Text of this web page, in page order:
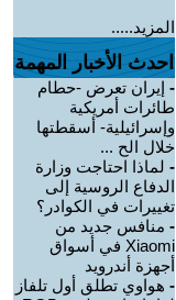
المزيد.....
احدث الأخبار المهمة
- إيران تعرض -حطام
طائرات أمريكية
وإسرائيلية- أسقطتها
خلال الح ...
- لماذا احتاجت وزارة
الدفاع الروسية إلى
تغييرات في الكوادر؟
- منافس جديد من
Xiaomi في أسواق
أجهزة أندرويد
- هواوي تطلق أول تلفاز